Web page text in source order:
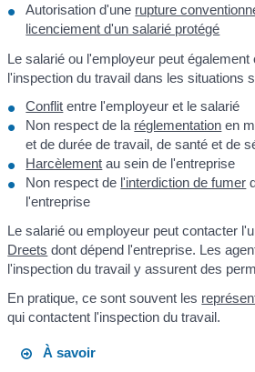
Autorisation d'une rupture
licenciement d'un salarié protégé
Le salarié ou l'employeur peut également
l'inspection du travail dans les situations
Conflit entre l'employeur et le salarié
Non respect de la réglementation en
et de durée de travail, de santé et de
Harcèlement au sein de l'entreprise
Non respect de l'interdiction de fumer
l'entreprise
Le salarié ou employeur peut contacter
Dreets dont dépend l'entreprise. Les
l'inspection du travail y assurent des
En pratique, ce sont souvent les
qui contactent l'inspection du travail.
À savoir